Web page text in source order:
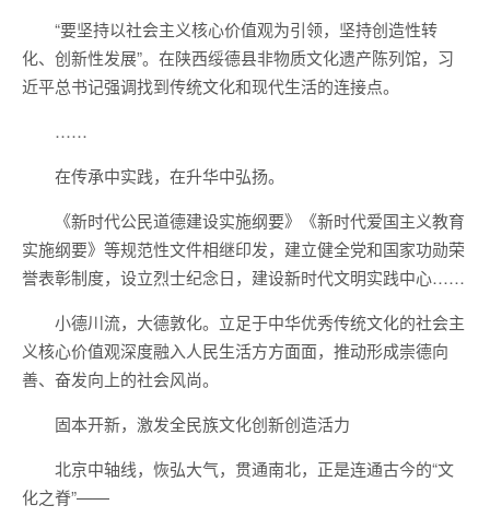
“要坚持以社会主义核心价值观为引领，坚持创造性转
化、创新性发展”。在陕西绥德县非物质文化遗产陈列馆，习
近平总书记强调找到传统文化和现代生活的连接点。
……
在传承中实践，在升华中弘扬。
《新时代公民道德建设实施纲要》《新时代爱国主义教育
实施纲要》等规范性文件相继印发，建立健全党和国家功勋荣
誉表彰制度，设立烈士纪念日，建设新时代文明实践中心……
小德川流，大德敦化。立足于中华优秀传统文化的社会主
义核心价值观深度融入人民生活方方面面，推动形成崇德向
善、奋发向上的社会风尚。
固本开新，激发全民族文化创新创造活力
北京中轴线，恢弘大气，贯通南北，正是连通古今的“文
化之脊”——